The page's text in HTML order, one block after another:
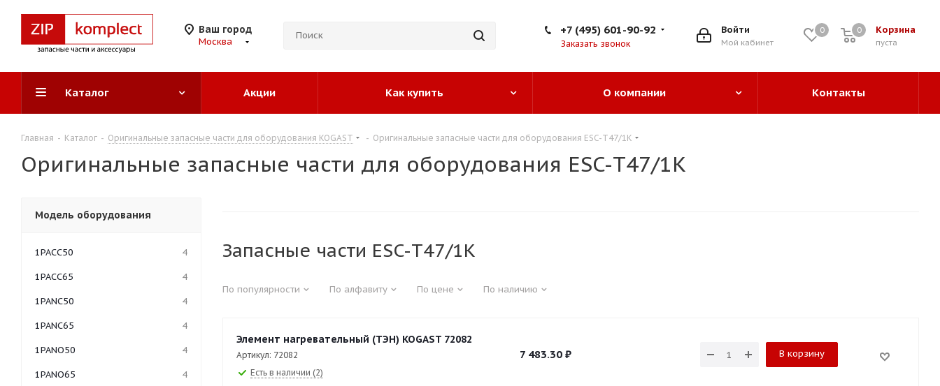
Ваш город
Москва
0 Корзина
0
пуста
0
Войти
Мой кабинет
+7 (495) 601-90-92
Заказать звонок
Каталог Акции Как купить О компании Контакты
Главная - Каталог - Оригинальные запасные части для оборудования KOGAST - Оригинальные запасные части для оборудования ESC-T47/1K
Оригинальные запасные части для оборудования ESC-T47/1K
Запасные части ESC-T47/1K
По популярности По алфавиту По цене По наличию
Элемент нагревательный (ТЭН) KOGAST 72082
Артикул: 72082
Есть в наличии (2)
7 483.30 ₽ В корзину
Модель оборудования
1PACC50 4
1PACC65 4
1PANC50 4
1PANC65 4
1PANO50 4
1PANO65 4